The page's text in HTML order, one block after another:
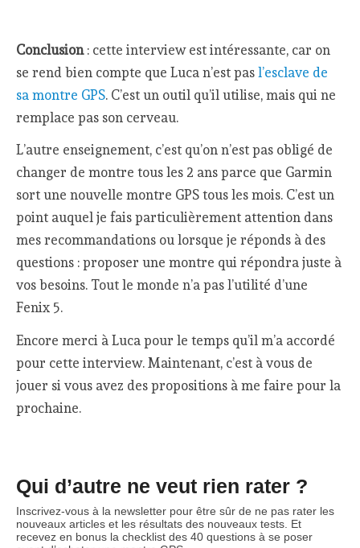
Conclusion : cette interview est intéressante, car on
se rend bien compte que Luca n’est pasl’esclave de
sa montre GPS. C’est un outil qu’il utilise, mais qui ne
remplace pas son cerveau.
L’autre enseignement, c’est qu’on n’est pas obligé de
changer de montre tous les 2 ans parce que Garmin
sort une nouvelle montre GPS tous les mois. C’est un
point auquel je fais particulièrement attention dans
mes recommandations ou lorsque je réponds à des
questions : proposer une montre qui répondra juste à
vos besoins. Tout le monde n’a pas l’utilité d’une
Fenix 5.
Encore merci à Luca pour le temps qu’il m’a accordé
pour cette interview. Maintenant, c’est à vous de
jouer si vous avez des propositions à me faire pour la
prochaine.
Qui d’autre ne veut rien rater ?
Inscrivez-vous à la newsletter pour être sûr de ne pas rater les
nouveaux articles et les résultats des nouveaux tests. Et
recevez en bonus la checklist des 40 questions à se poser